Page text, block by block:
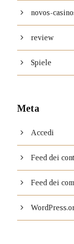
novos-
review
Spiele
Meta
Accedi
Feed dei
Feed dei